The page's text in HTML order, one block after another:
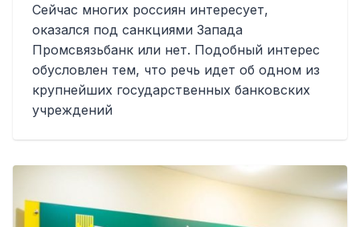
Сейчас многих россиян интересует,
оказался под санкциями Запада
Промсвязьбанк или нет. Подобный интерес
обусловлен тем, что речь идет об одном из
крупнейших государственных банковских
учреждений